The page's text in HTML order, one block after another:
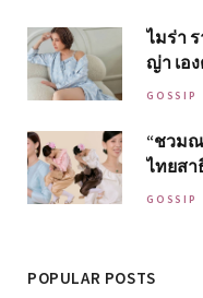
ไมร่า
ญ่า เอ
GOSSIP
“ชวม
ไทยสา
GOSSIP
POPULAR POSTS